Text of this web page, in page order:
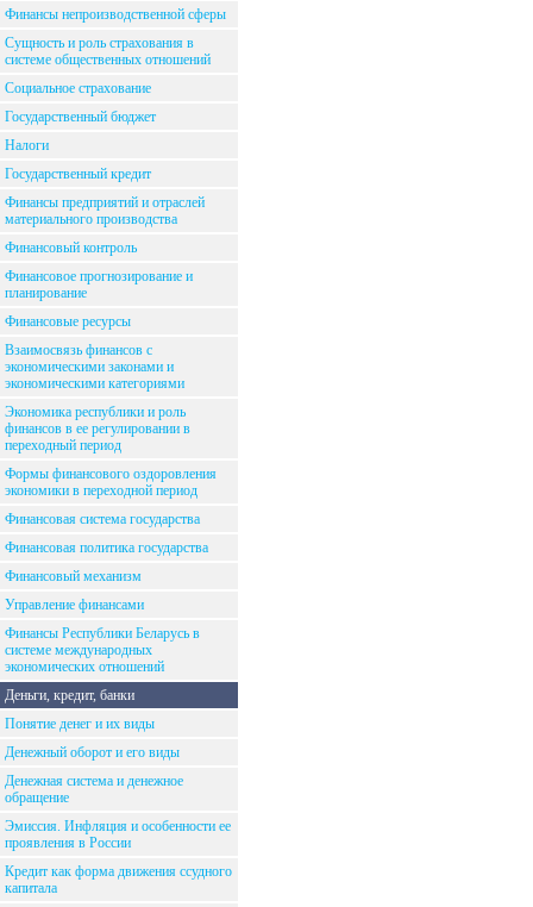
Финансы непроизводственной сферы
Сущность и роль страхования в
системе общественных отношений
Социальное страхование
Государственный бюджет
Налоги
Государственный кредит
Финансы предприятий и отраслей
материального производства
Финансовый контроль
Финансовое прогнозирование и
планирование
Финансовые ресурсы
Взаимосвязь финансов с
экономическими законами и
экономическими категориями
Экономика республики и роль
финансов в ее регулировании в
переходный период
Формы финансового оздоровления
экономики в переходной период
Финансовая система государства
Финансовая политика государства
Финансовый механизм
Управление финансами
Финансы Республики Беларусь в
системе международных
экономических отношений
Деньги, кредит, банки
Понятие денег и их виды
Денежный оборот и его виды
Денежная система и денежное
обращение
Эмиссия. Инфляция и особенности ее
проявления в России
Кредит как форма движения ссудного
капитала